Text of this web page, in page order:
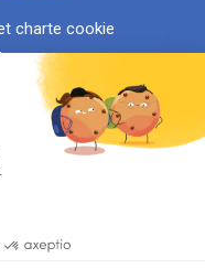
charte cookie